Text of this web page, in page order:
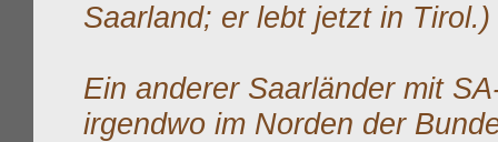
Saarland; er lebt jetzt in Tirol.)
Ein anderer Saarländer mit
irgendwo im Norden der